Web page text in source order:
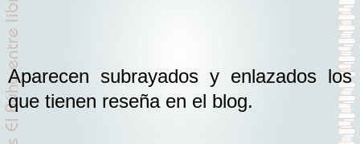
Aparecen subrayados y enlazados los
que tienen reseña en el blog.